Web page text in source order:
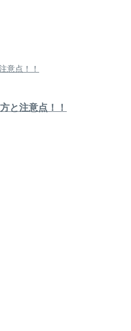
と注意点！！